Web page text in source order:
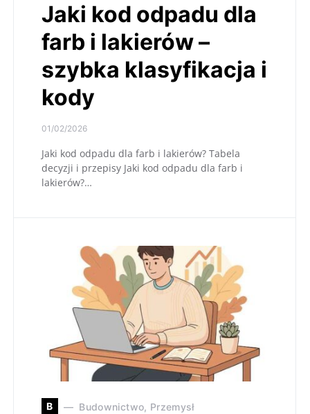
Jaki kod odpadu dla
farb i lakierów –
szybka klasyfikacja i
kody
01/02/2026
Jaki kod odpadu dla farb i lakierów? Tabela
decyzji i przepisy Jaki kod odpadu dla farb i
lakierów?…
B Budownictwo, Przemysł